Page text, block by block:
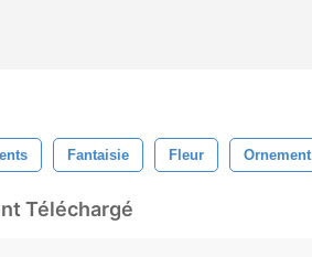
Fantaisie Fleur Ornement
Téléchargé